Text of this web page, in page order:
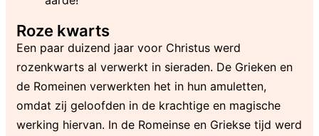
Roze kwarts
Een paar duizend jaar voor Christus werd
rozenkwarts al verwerkt in sieraden. De Grieken en
de Romeinen verwerkten het in hun amuletten,
omdat zij geloofden in de krachtige en magische
werking hiervan. In de Romeinse en Griekse tijd werd